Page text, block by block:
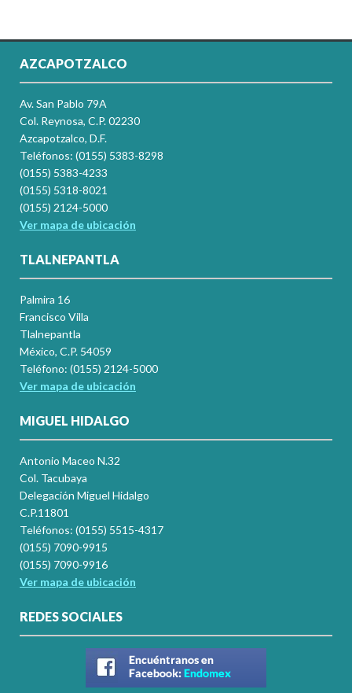
AZCAPOTZALCO
Av. San Pablo 79A
Col. Reynosa, C.P. 02230
Azcapotzalco, D.F.
Teléfonos: (0155) 5383-8298
(0155) 5383-4233
(0155) 5318-8021
(0155) 2124-5000
Ver mapa de ubicación
TLALNEPANTLA
Palmira 16
Francisco Villa
Tlalnepantla
México, C.P. 54059
Teléfono: (0155) 2124-5000
Ver mapa de ubicación
MIGUEL HIDALGO
Antonio Maceo N.32
Col. Tacubaya
Delegación Miguel Hidalgo
C.P.11801
Teléfonos: (0155) 5515-4317
(0155) 7090-9915
(0155) 7090-9916
Ver mapa de ubicación
REDES SOCIALES